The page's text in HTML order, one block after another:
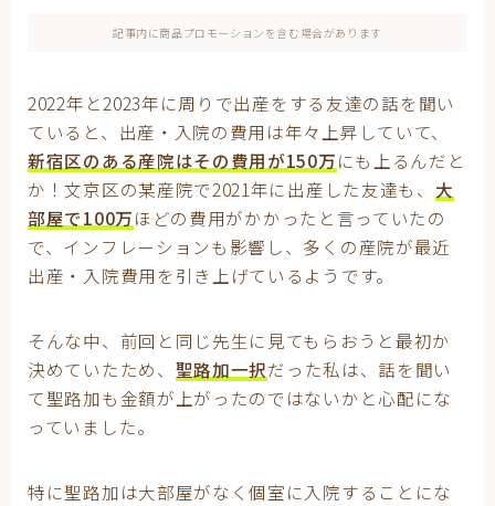
運営者情報
記事内に商品プロモーションを含む場合があります
2022年と2023年に周りで出産をする友達の話を聞い
ていると、出産・入院の費用は年々上昇していて、
新宿区のある産院はその費用が150万にも上るんだと
か！文京区の某産院で2021年に出産した友達も、 大
部屋で100万ほどの費用がかかったと言っていたの
で、インフレーションも影響し、多くの産院が最近
出産・入院費用を引き上げているようです。
そんな中、前回と同じ先生に見てもらおうと最初か
決めていたため、 聖路加一択だった私は、話を聞い
て聖路加も金額が上がったのではないかと心配にな
っていました。
特に聖路加は大部屋がなく個室に入院することにな